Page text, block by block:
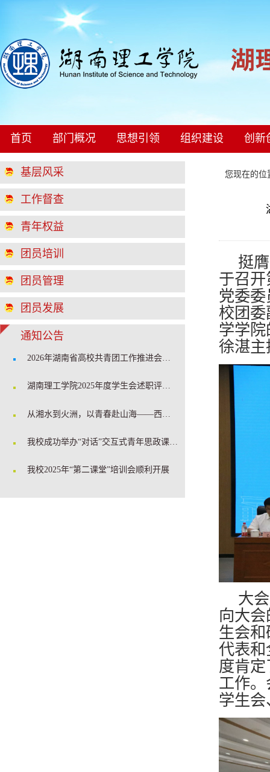
首页 部门概况 思想引领 组织建设 创新
基层风采
工作督查
青年权益
团员培训
团员管理
团员发展
通知公告
2026年湖南省高校共青团工作推进会在我校召开
湖南理工学院2025年度学生会述职评估会顺利召开
我校2025年“第二课堂”培训会顺利开展
您现在的
挺
于召开
党委
校团
学学院
徐湛主
大
向大
生会
代表和
度肯
工作
学生